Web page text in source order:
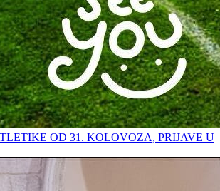
OD 31. KOLOVOZA, PRIJAVE U